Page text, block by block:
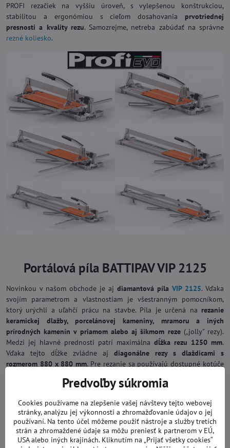
PROFI rezačiek na vyššiu úroveň, s vylepšenou konštrukciou,
stabilitou a ergonómiou s cieľom dosahovania prvotriednej
presnosti a kvality rezu. Samozrejme, netreba zabúdať na správne
rezné koliesko.
Portálová píla BATTIPAV VIP 2125
Novinkou v našom obchode je aj diamantová píla VIP 2125. Vďaka
svojím parametrom a vlastnostiam je všestranným pomocníkom,
ktorý urýchli a uľahčí prácu na stavbe. Píla je určená na rezanie
keramickej dlažby, porcelánovej kameniny, mramoru a iných
prírodných kamenín v priamom alebo aj šikmom reze(„jolly" rezy).
Medzi jej hlavné prednosti patrí maximálna dĺžka rezu 1250 mm.
Vďaka tejto dĺžke zvládne aj diagonálne rezy s dlaždicami s
rozmerom 880 x 880 mm. Pre rezanie sa používajú dostupné kotúče
Predvoľby súkromia
Cookies používame na zlepšenie vašej návštevy tejto webovej
stránky, analýzu jej výkonnosti a zhromažďovanie údajov o jej
používaní. Na tento účel môžeme použiť nástroje a služby tretích
strán a zhromaždené údaje sa môžu preniesť k partnerom v EÚ,
USA alebo iných krajinách. Kliknutím na „Prijať všetky cookies“